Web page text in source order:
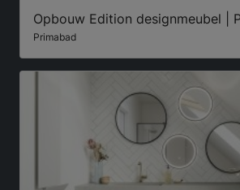
Opbouw Edition designmeubel |
Primabad